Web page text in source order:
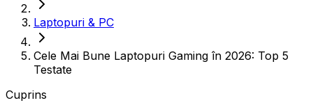
Laptopuri & PC
Cele Mai Bune Laptopuri Gaming în 2026: Top 5
Testate
Cuprins